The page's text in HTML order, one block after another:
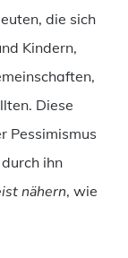
die sich
Kindern,
Diese
Pessimismus
ihn
nähern, wie